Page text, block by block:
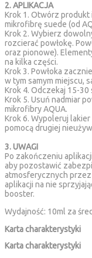
2. APLIKACJA
Krok 1. Otwórz produkt
mikrofibrę suede (od
Krok 2. Wybierz
rozcierać powłokę.
oraz pionowe).
na kilka części.
Krok 3. Powłoka
w tym samym miejscu,
Krok 4. Odczekaj 15-
Krok 5. Usuń nadmiar
mikrofibry AQUA.
Krok 6. Wypoleruj
pomocą drugiej
3. UWAGI
Po zakończeniu
aby pozostawić
atmosferycznych przez
aplikacji na nie
booster.
Wydajność: 10ml za
Karta charakterystyki
Karta charakterystyki